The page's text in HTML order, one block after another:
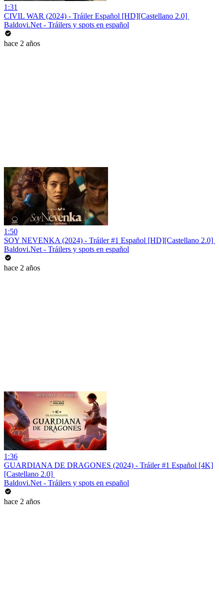
1:31
CIVIL WAR (2024) - Tráiler Español [HD][Castellano 2.0] ️
Baldovi.Net - Tráilers y spots en español
hace 2 años
1:50
SOY NEVENKA (2024) - Tráiler #1 Español [HD][Castellano 2.0] ️
Baldovi.Net - Tráilers y spots en español
hace 2 años
1:36
GUARDIANA DE DRAGONES (2024) - Tráiler #1 Español [4K]
[Castellano 2.0] ️
Baldovi.Net - Tráilers y spots en español
hace 2 años